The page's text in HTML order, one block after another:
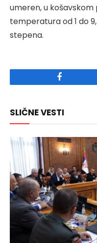
umeren, u košavskom
temperatura od 1 do
stepena.
Facebook
SLIČNE VESTI